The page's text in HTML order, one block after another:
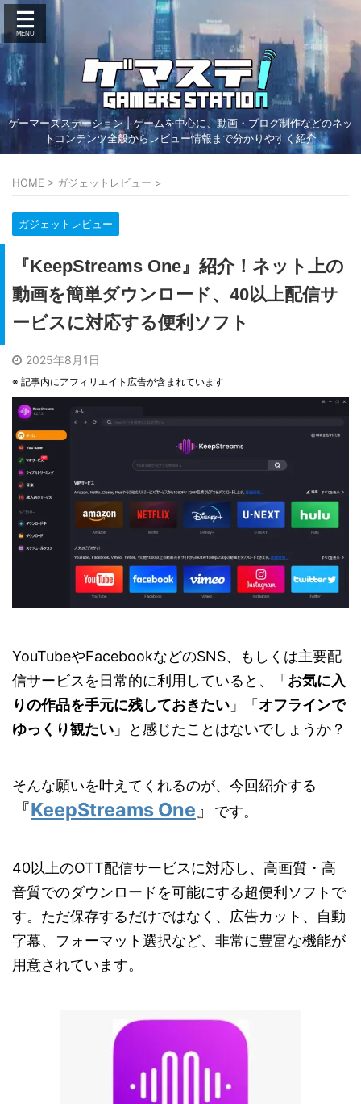
ゲーマーズステーション | ゲームを中心に、動画・ブログ制作などのネッ
トコンテンツ全般からレビュー情報まで分かりやすく紹介
HOME > ガジェットレビュー >
ガジェットレビュー
『KeepStreams One』紹介！ネット上の
動画を簡単ダウンロード、40以上配信サ
ービスに対応する便利ソフト
2025年8月1日
※ 記事内にアフィリエイト広告が含まれています
YouTubeやFacebookなどのSNS、もしくは主要配
信サービスを日常的に利用していると、「 お気に入
りの作品を手元に残しておきたい 」「 オフラインで
ゆっくり観たい 」と感じたことはないでしょうか？
そんな願いを叶えてくれるのが、今回紹介する
『KeepStreams One』 です。
40以上のOTT配信サービスに対応し、高画質・高
音質でのダウンロードを可能にする超便利ソフトで
す。ただ保存するだけではなく、広告カット、自動
字幕、フォーマット選択など、非常に豊富な機能が
用意されています。